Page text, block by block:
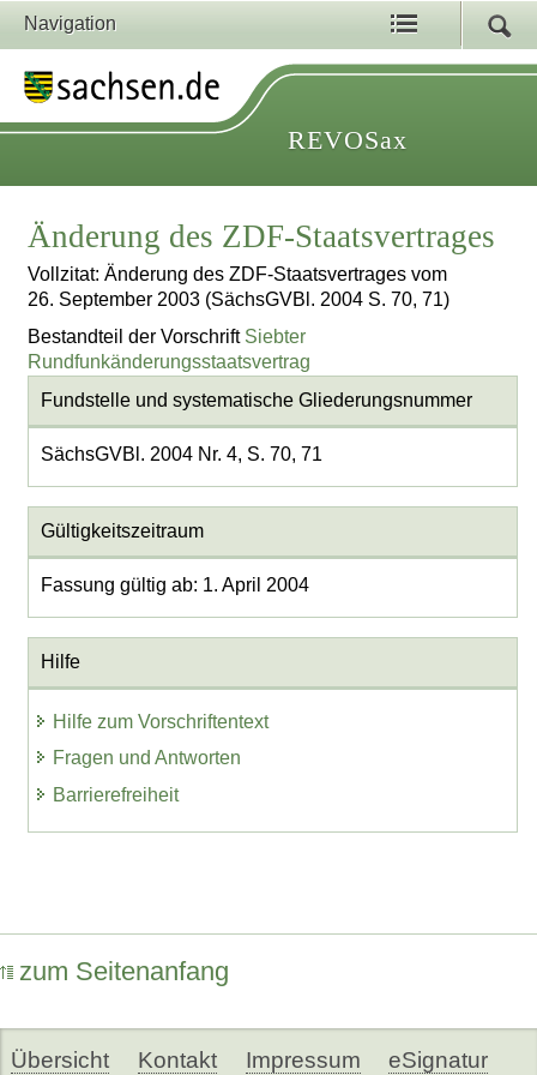
Navigation
REVOSax
Änderung des ZDF-Staatsvertrages
Vollzitat: Änderung des ZDF-Staatsvertrages vom
26. September 2003 (SächsGVBl. 2004 S. 70, 71)
Bestandteil der Vorschrift Siebter
Rundfunkänderungsstaatsvertrag
Fundstelle und systematische Gliederungsnummer
SächsGVBl. 2004 Nr. 4, S. 70, 71
Gültigkeitszeitraum
Fassung gültig ab: 1. April 2004
Hilfe
Hilfe zum Vorschriftentext
Fragen und Antworten
Barrierefreiheit
zum Seitenanfang
Übersicht Kontakt Impressum eSignatur